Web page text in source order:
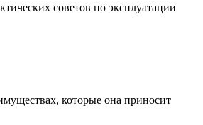
советов по эксплуатации
которые она приносит